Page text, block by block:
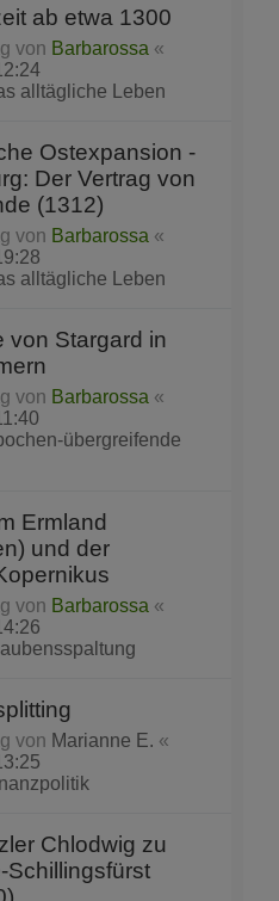
ab etwa 1300
von Barbarossa «
alltägliche Leben
Ostexpansion -
Der Vertrag von
(1312)
von Barbarossa «
alltägliche Leben
von Stargard in
von Barbarossa «
übergreifende
Ermland
und der
von Barbarossa «
von Marianne E. «
Chlodwig zu
Schillingsfürst